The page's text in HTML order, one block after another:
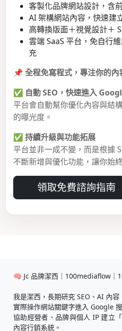
客製化品牌網站設計，含
AI 架構網站內容，快速建
高轉換版面＋視覺設計＋
雲端 SaaS 平台，免自行
充
📌 全程免寫程式，專注你的內
✅ 自動 SEO，快速進入
平台會自動幫你優化內容與結
的曝光度。
✅ 持續升級與功能拓展
平台並非一成不變，而是根據
不斷新增與優化功能，讓你始
領取免費諮詢指南
🧠 Jc 品牌潔西｜100mediaflow｜
我是潔西，長期研究 SEO、AI 內容
實際操作網站關鍵字進入 Google
協助經營者、品牌與個人 IP 建立
內容行銷系統。